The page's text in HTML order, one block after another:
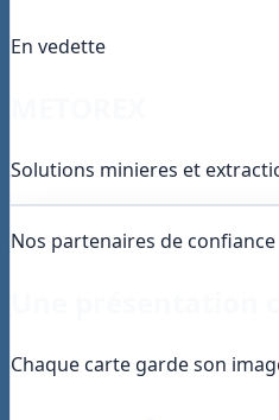
En vedette
Solutions minieres et
Nos partenaires de confiance
Chaque carte garde son